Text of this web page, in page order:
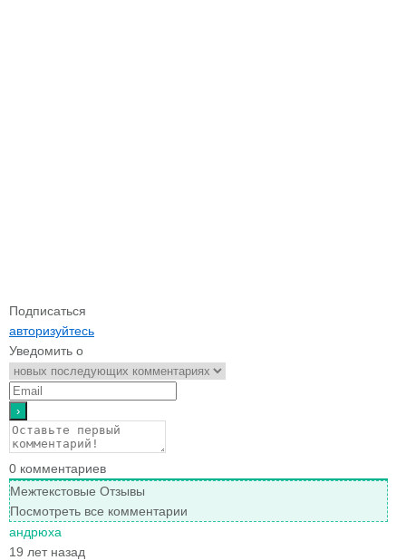
Подписаться
авторизуйтесь
Уведомить о
0 комментариев
Межтекстовые Отзывы
Посмотреть все комментарии
андрюха
19 лет назад